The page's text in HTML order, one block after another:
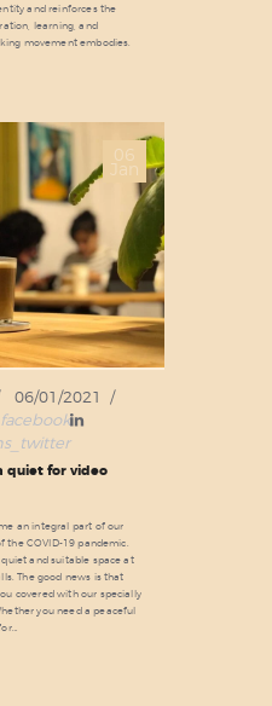
and reinforces the
learning, and
movement embodies.
06
Jan
06/01/2021
quiet for video
an integral part of our
the COVID-19 pandemic.
and suitable space at
The good news is that
covered with our specially
you need a peaceful